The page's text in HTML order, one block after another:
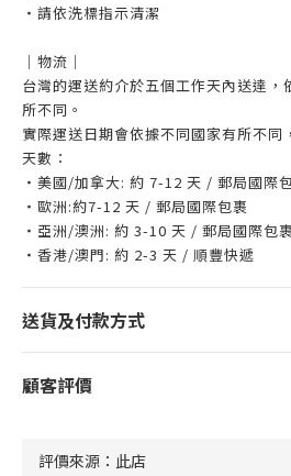
・請依洗標指示清潔
｜物流｜
台灣的運送約介於五個工作天內送達，
所不同。
實際運送日期會依據不同國家有所不同
天數：
・美國/加拿大: 約 7-12 天 / 郵局國際
・歐洲:約7-12 天 / 郵局國際包裹
・亞洲/澳洲: 約 3-10 天 / 郵局國際包裹
・香港/澳門: 約 2-3 天 / 順豐快遞
送貨及付款方式
顧客評價